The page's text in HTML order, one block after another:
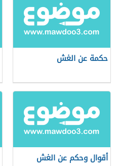
حكمة عن الغش
أقوال وحكم عن الغش